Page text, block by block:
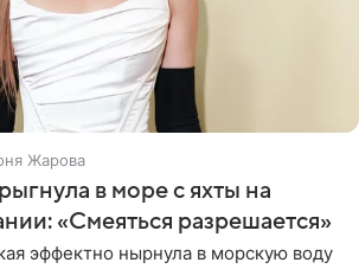
Жарова
в море с яхты на
«Смеяться разрешается»
эффектно нырнула в морскую воду